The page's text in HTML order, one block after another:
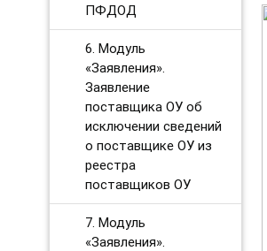
ПФДОД
6. Модуль
«Заявления».
Заявление
поставщика ОУ об
исключении сведений
о поставщике ОУ из
реестра
поставщиков ОУ
7. Модуль
«Заявления».